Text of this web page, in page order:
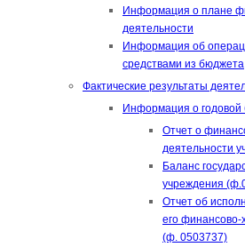
Информация о плане
деятельности
Информация об
средствами из бюджета
Фактические результаты
Информация о годовой
Отчет о
деятельности
Баланс
учреждения
Отчет об
его финансово-
(ф. 0503737)